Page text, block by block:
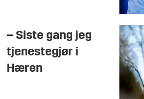
– Siste gang jeg
tjenestegjør i
Hæren